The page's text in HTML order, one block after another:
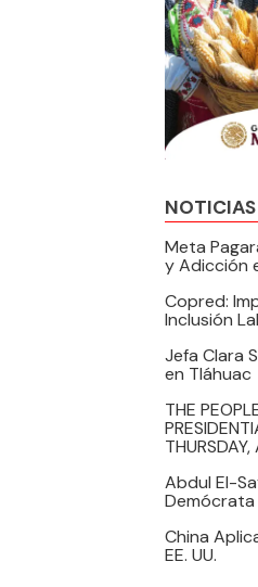
Meta
y Adicción
Copred:
Inclusión
Jefa Clara
en Tláhuac
THE
Abdul El-
Demócrata
China
EE. UU.